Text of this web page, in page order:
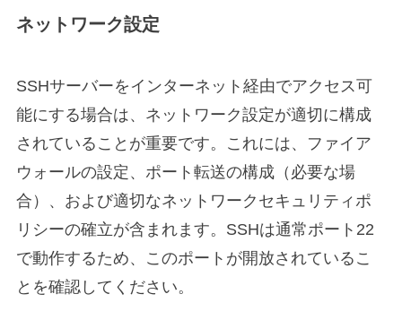
ネットワーク設定
SSHサーバーをインターネット経由でアクセス可
能にする場合は、ネットワーク設定が適切に構成
されていることが重要です。これには、ファイア
ウォールの設定、ポート転送の構成（必要な場
合）、および適切なネットワークセキュリティポ
リシーの確立が含まれます。SSHは通常ポート22
で動作するため、このポートが開放されているこ
とを確認してください。